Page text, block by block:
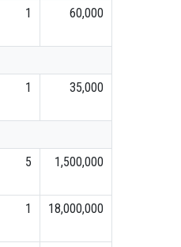
1 60,000
1 35,000
5 1,500,000
1 18,000,000